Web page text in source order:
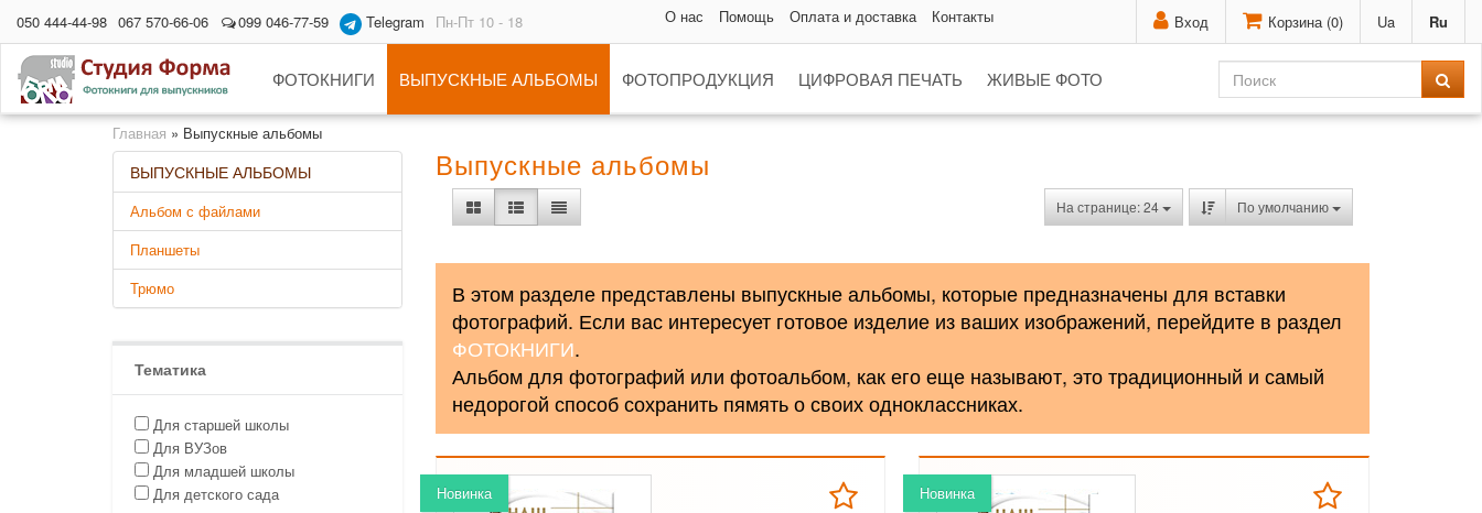
Вход Корзина (0) Ua Ru
050 444-44-98 067 570-66-06 099 046-77-59 Telegram Пн-Пт 10 - 18 О нас Помощь Оплата и доставка Контакты
ФОТОКНИГИ ВЫПУСКНЫЕ АЛЬБОМЫ ФОТОПРОДУКЦИЯ ЦИФРОВАЯ ПЕЧАТЬ ЖИВЫЕ ФОТО
Главная » Выпускные альбомы
ВЫПУСКНЫЕ АЛЬБОМЫ
Альбом с файлами
Планшеты
Трюмо
Тематика
Для старшей школы
Для ВУЗов
Для младшей школы
Для детского сада
Выпускные альбомы
На странице: 24 По умолчанию
В этом разделе представлены выпускные альбомы, которые предназначены для вставки
фотографий. Если вас интересует готовое изделие из ваших изображений, перейдите в раздел
ФОТОКНИГИ.
Альбом для фотографий или фотоальбом, как его еще называют, это традиционный и самый
недорогой способ сохранить пямять о своих одноклассниках.
Новинка Новинка